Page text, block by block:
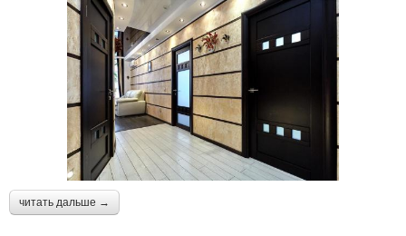
читать дальше →